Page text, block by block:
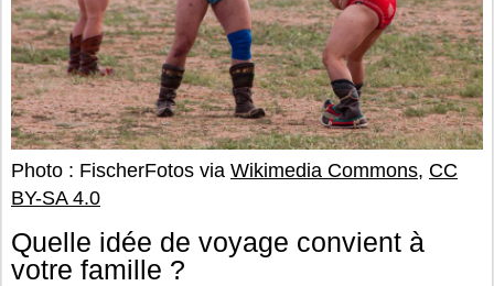
Photo : FischerFotos via Wikimedia Commons, CC
BY-SA 4.0
Quelle idée de voyage convient à
votre famille ?